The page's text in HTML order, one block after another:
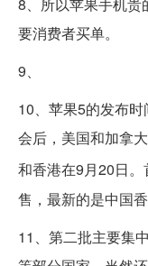
8、所以苹果手机贵
要消费者买单。
9、
10、苹果5的发布
会后，美国和加拿
和香港在9月20日
售，最新的是中国香
11、第二批主要集